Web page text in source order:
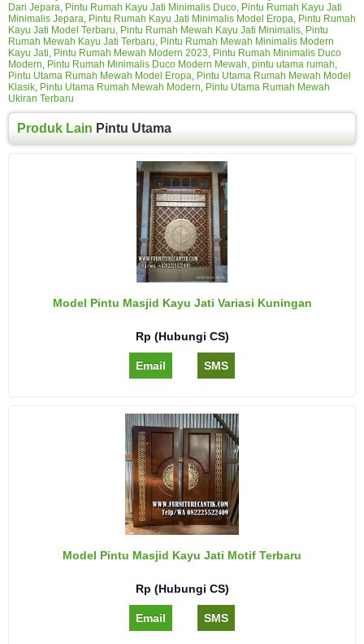
Dari Jepara, Pintu Rumah Kayu Jati Minimalis Duco, Pintu Rumah Kayu Jati
Minimalis Jepara, Pintu Rumah Kayu Jati Minimalis Model Eropa, Pintu Rumah
Kayu Jati Model Terbaru, Pintu Rumah Mewah Kayu Jati Minimalis, Pintu
Rumah Mewah Kayu Jati Terbaru, Pintu Rumah Mewah Minimalis Modern
Kayu Jati, Pintu Rumah Mewah Modern 2023, Pintu Rumah Minimalis Duco
Modern, Pintu Rumah Minimalis Duco Modern Mewah, pintu utama rumah,
Pintu Utama Rumah Mewah Model Eropa, Pintu Utama Rumah Mewah Model
Klasik, Pintu Utama Rumah Mewah Modern, Pintu Utama Rumah Mewah
Ukiran Terbaru
Produk Lain Pintu Utama
Model Pintu Masjid Kayu Jati Variasi Kuningan
Rp (Hubungi CS)
Email SMS
Model Pintu Masjid Kayu Jati Motif Terbaru
Rp (Hubungi CS)
Email SMS